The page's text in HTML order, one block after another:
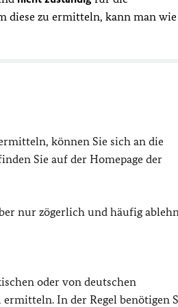
diese zu ermitteln, kann man wie
können Sie sich an die
Sie auf der Homepage der
nur zögerlich und häufig
oder von deutschen
In der Regel benötigen